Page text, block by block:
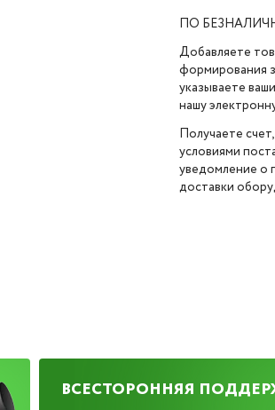
ПО
Добавляете
формирования
указываете
нашу
Получаете
условиями
уведомление о
доставки
ВСЕСТОРОННЯЯ